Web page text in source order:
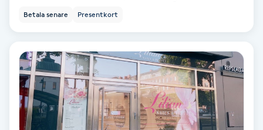
Extensions
Extensions borttagning
Eyeliner-tatuering
Betala senare Presentkort